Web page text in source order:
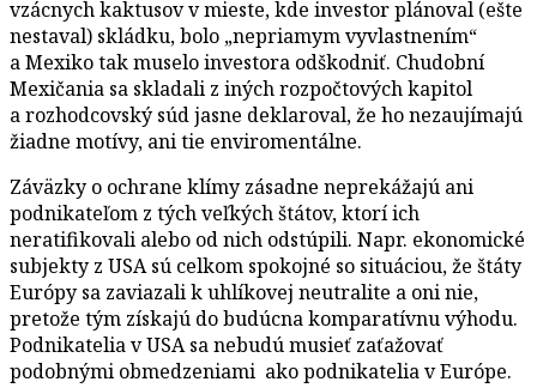
vzácnych kaktusov v mieste, kde investor plánoval (ešte
nestaval) skládku, bolo „nepriamym vyvlastnením“
a Mexiko tak muselo investora odškodniť. Chudobní
Mexičania sa skladali z iných rozpočtových kapitol
a rozhodcovský súd jasne deklaroval, že ho nezaujímajú
žiadne motívy, ani tie enviromentálne.
Záväzky o ochrane klímy zásadne neprekážajú ani
podnikateľom z tých veľkých štátov, ktorí ich
neratifikovali alebo od nich odstúpili. Napr. ekonomické
subjekty z USA sú celkom spokojné so situáciou, že štáty
Európy sa zaviazali k uhlíkovej neutralite a oni nie,
pretože tým získajú do budúcna komparatívnu výhodu.
Podnikatelia v USA sa nebudú musieť zaťažovať
podobnými obmedzeniami ako podnikatelia v Európe.